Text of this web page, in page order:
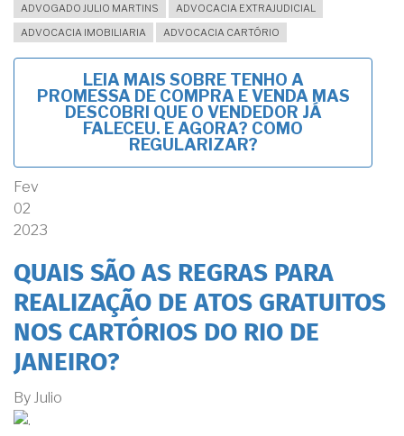
ADVOGADO JULIO MARTINS
ADVOCACIA EXTRAJUDICIAL
ADVOCACIA IMOBILIARIA
ADVOCACIA CARTÓRIO
LEIA MAIS SOBRE TENHO A
PROMESSA DE COMPRA E VENDA MAS
DESCOBRI QUE O VENDEDOR JÁ
FALECEU. E AGORA? COMO
REGULARIZAR?
Fev
02
2023
QUAIS SÃO AS REGRAS PARA
REALIZAÇÃO DE ATOS GRATUITOS
NOS CARTÓRIOS DO RIO DE
JANEIRO?
By Julio